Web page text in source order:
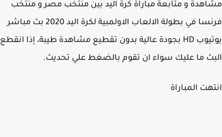
و متابعة مباراة كرة اليد بين منتخب مصر و منتخب
فرنسا في بطولة الالعاب الاولمبية لكرة اليد 2020 بث مباشر
يوتيوب HD بجودة عالية بدون تقطيع مشاهدة طيبة، إذا انقطع
ما عليك سواء ان تقوم بالضغط علي تحديث.
المباراة